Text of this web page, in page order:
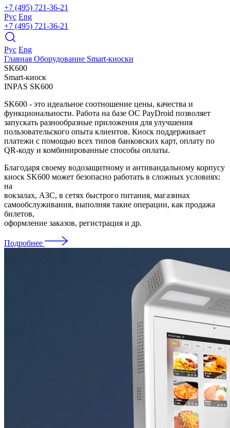
+7 (495) 721-36-21
Рус Eng
+7 (495) 721-36-21
Рус Eng
Главная Оборудование Smart-киоски
SK600
Smart-киоск
INPAS SK600
SK600 - это идеальное соотношение цены, качества и
функциональности. Работа на базе ОС PayDroid позволяет
запускать разнообразные приложения для улучшения
пользовательского опыта клиентов. Киоск поддерживает
платежи с помощью всех типов банковских карт, оплату по
QR-коду и комбинированные способы оплаты.
Благодаря своему водозащитному и антивандальному корпусу
киоск SK600 может безопасно работать в сложных условиях:
на
вокзалах, АЗС, в сетях быстрого питания, магазинах
самообслуживания, выполняя такие операции, как продажа
билетов,
оформление заказов, регистрация и др.
Подробнее